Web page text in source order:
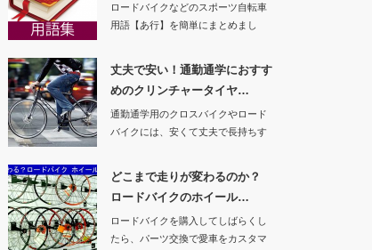
ロードバイクなどのスポーツ自転車
用語【あ行】を簡単にまとめまし
丈夫で安い！通勤通学におすす
めのクリンチャータイヤ…
通勤通学用のクロスバイクやロード
バイクには、安くて丈夫で長持ちす
どこまで走りが変わるのか？
ロードバイクのホイール…
ロードバイクを購入してしばらくし
たら、パーツ交換で愛車をカスタマ